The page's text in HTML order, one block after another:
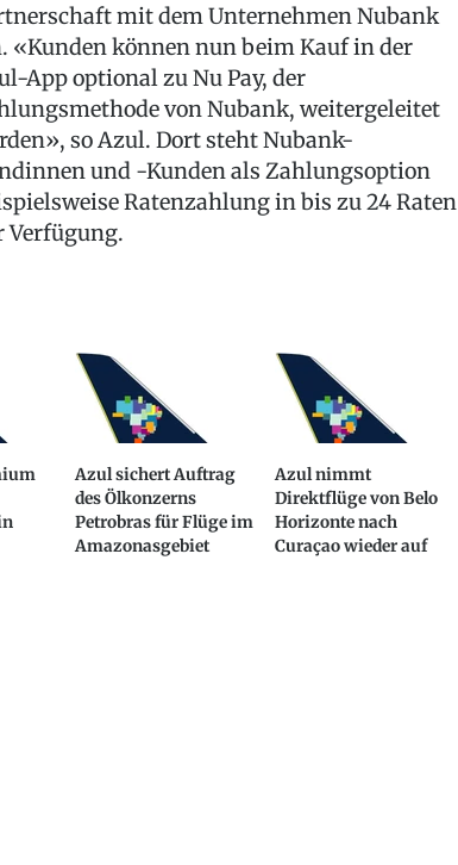
mit dem Unternehmen Nubank
«Kunden können nun beim Kauf in der
App optional zu Nu Pay, der
von Nubank, weitergeleitet
so Azul. Dort steht Nubank-
und -Kunden als Zahlungsoption
Ratenzahlung in bis zu 24 Raten
Verfügung.
Azul sichert Auftrag
des Ölkonzerns
Petrobras für Flüge im
Amazonasgebiet
Azul nimmt
Direktflüge von Belo
Horizonte nach
Curaçao wieder auf